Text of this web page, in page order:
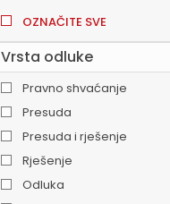
OZNAČITE SVE
Vrsta odluke
Pravno shvaćanje
Presuda
Presuda i rješenje
Rješenje
Odluka